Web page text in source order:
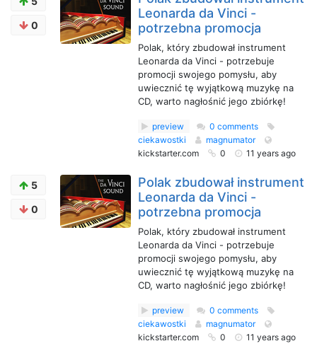
0
Leonarda da Vinci -
potrzebna promocja
Polak, który zbudował instrument
Leonarda da Vinci - potrzebuje
promocji swojego pomysłu, aby
uwiecznić tę wyjątkową muzykę na
CD, warto nagłośnić jego zbiórkę!
preview
0 comments
ciekawostki
magnumator
kickstarter.com
0 11 years ago
5
0
Polak zbudował instrument
Leonarda da Vinci -
potrzebna promocja
Polak, który zbudował instrument
Leonarda da Vinci - potrzebuje
promocji swojego pomysłu, aby
uwiecznić tę wyjątkową muzykę na
CD, warto nagłośnić jego zbiórkę!
preview
0 comments
ciekawostki
magnumator
kickstarter.com
0 11 years ago